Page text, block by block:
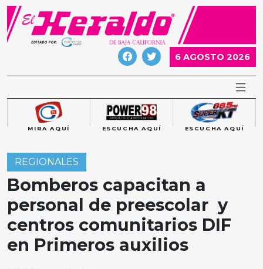
Skip
content
6 AGOSTO 2026
MIRA AQUÍ ESCUCHA AQUÍ ESCUCHA AQUÍ
REGIONALES
Bomberos capacitan a
personal de preescolar y
centros comunitarios DIF
en Primeros auxilios